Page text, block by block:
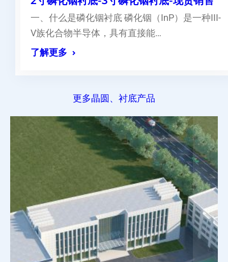
一、什么是磷化铟衬底 磷化铟（InP）是一种III-
V族化合物半导体，具有直接能…
了解更多
更多晶圆、衬底产品